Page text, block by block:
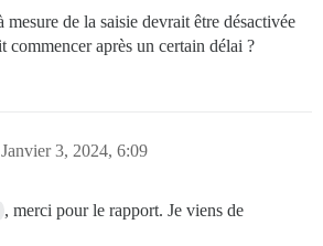
de la saisie devrait être désactivée
commencer après un certain délai ?
Janvier 3, 2024, 6:09
, merci pour le rapport. Je viens de